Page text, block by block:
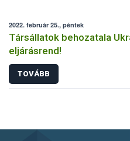
2022. február 25., péntek
Társállatok behozatala
eljárásrend!
TOVÁBB